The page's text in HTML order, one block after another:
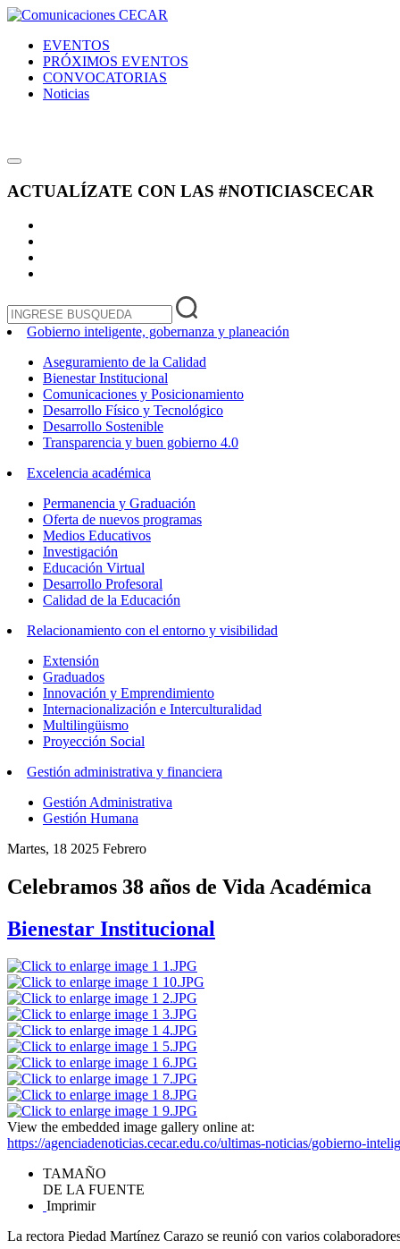
EVENTOS
PRÓXIMOS EVENTOS
CONVOCATORIAS
Noticias
ACTUALÍZATE CON LAS #NOTICIASCECAR
Gobierno inteligente, gobernanza y planeación
Aseguramiento de la Calidad
Bienestar Institucional
Comunicaciones y Posicionamiento
Desarrollo Físico y Tecnológico
Desarrollo Sostenible
Transparencia y buen gobierno 4.0
Excelencia académica
Permanencia y Graduación
Oferta de nuevos programas
Medios Educativos
Investigación
Educación Virtual
Desarrollo Profesoral
Calidad de la Educación
Relacionamiento con el entorno y visibilidad
Extensión
Graduados
Innovación y Emprendimiento
Internacionalización e Interculturalidad
Multilingüismo
Proyección Social
Gestión administrativa y financiera
Gestión Administrativa
Gestión Humana
Martes, 18 2025 Febrero
Celebramos 38 años de Vida Académica
Bienestar Institucional
View the embedded image gallery online at:
https://agenciadenoticias.cecar.edu.co/ultimas-noticias/gobierno-
TAMAÑO
DE LA FUENTE
Imprimir
La rectora Piedad Martínez Carazo se reunió con varios